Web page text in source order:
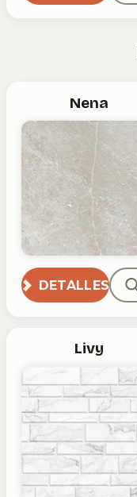
Nena
DETALLES
Livy